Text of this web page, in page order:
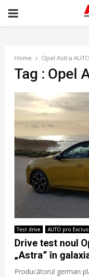
PRIMARY
Home Opel Astra
Tag : Opel
Test drive AUTO pro
Drive test noul
„Astra” în
Producătorul german